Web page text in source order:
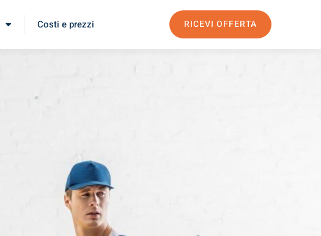
Costi e prezzi RICEVI OFFERTA